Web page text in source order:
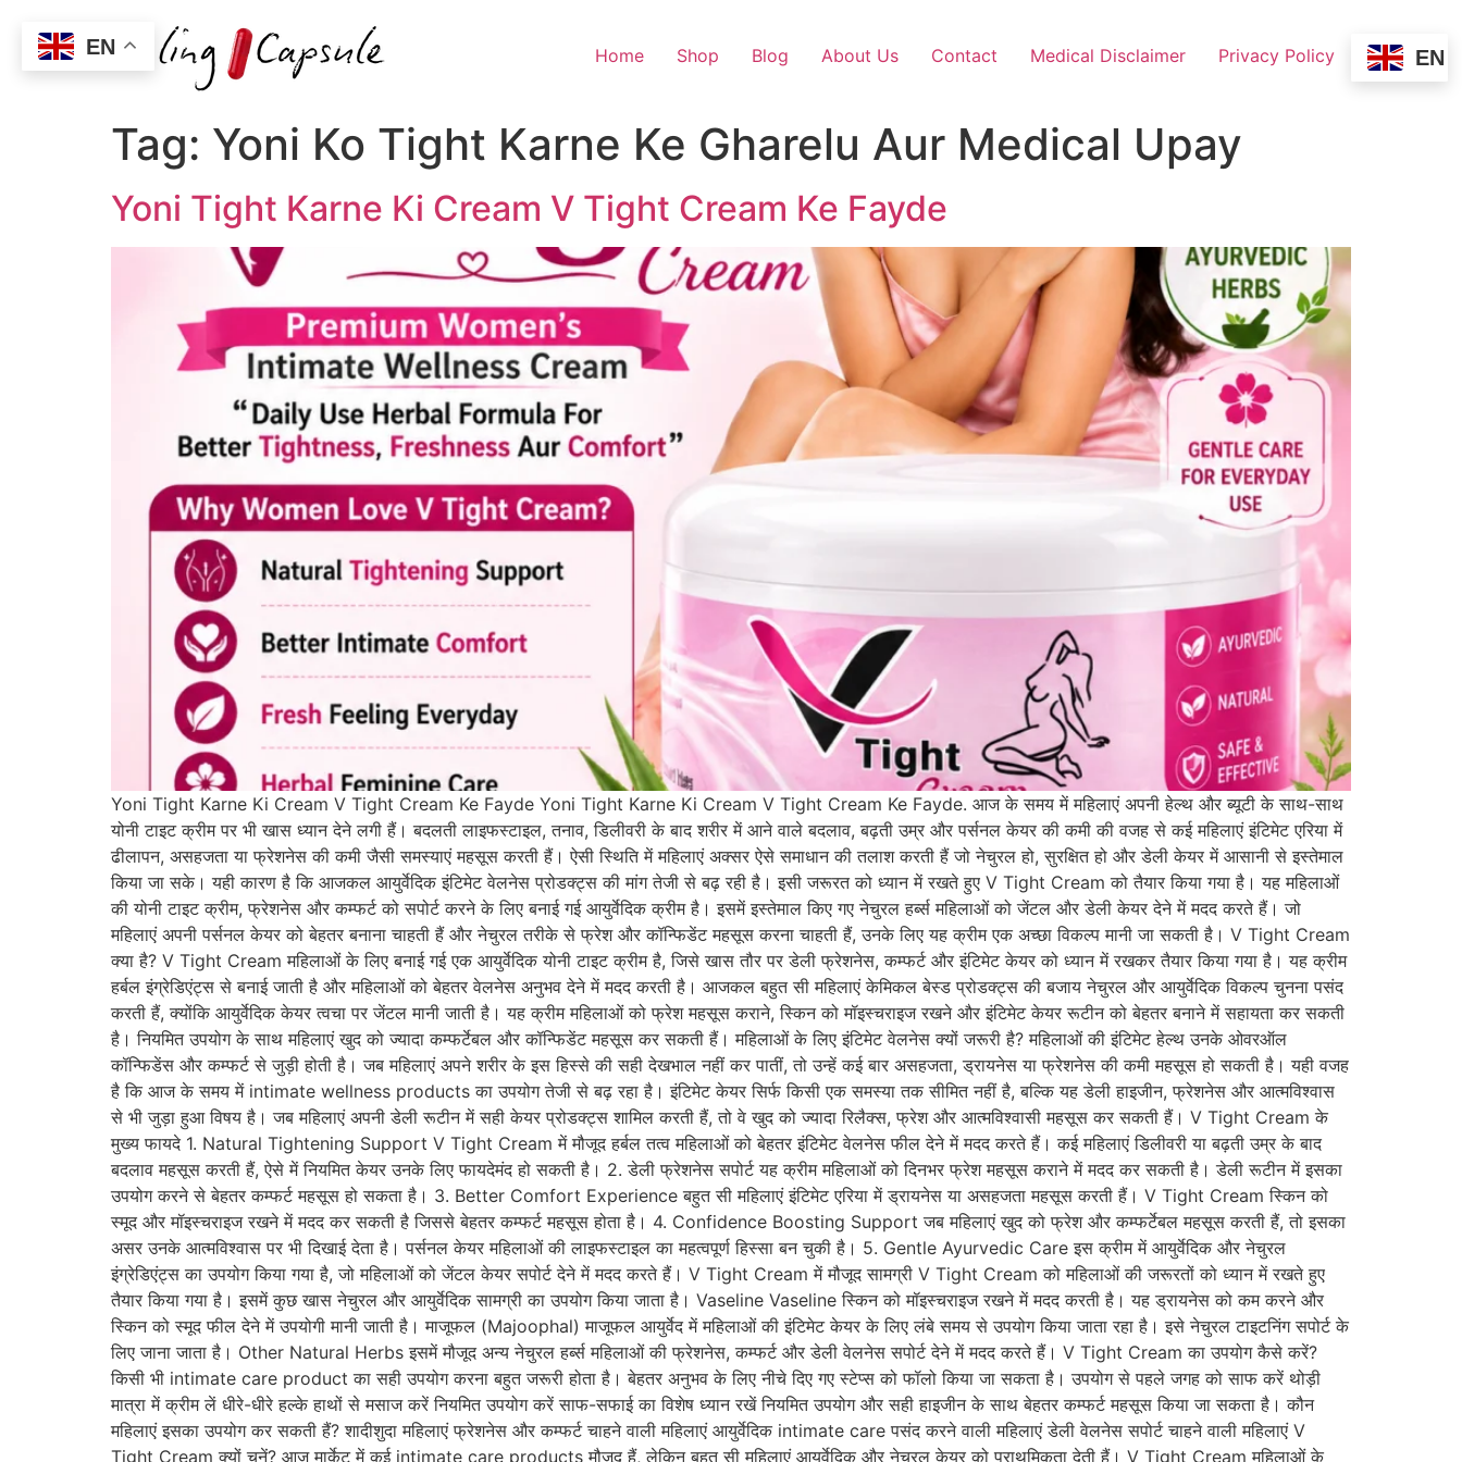
Home Shop Blog About Us Contact Medical Disclaimer Privacy Policy EN
Tag: Yoni Ko Tight Karne Ke Gharelu Aur Medical Upay
Yoni Tight Karne Ki Cream V Tight Cream Ke Fayde
Yoni Tight Karne Ki Cream V Tight Cream Ke Fayde Yoni Tight Karne Ki Cream V Tight Cream Ke Fayde. आज के समय में महिलाएं अपनी हेल्थ और ब्यूटी के साथ-साथ
योनी टाइट क्रीम पर भी खास ध्यान देने लगी हैं। बदलती लाइफस्टाइल, तनाव, डिलीवरी के बाद शरीर में आने वाले बदलाव, बढ़ती उम्र और पर्सनल केयर की कमी की वजह से कई महिलाएं इंटिमेट एरिया में
ढीलापन, असहजता या फ्रेशनेस की कमी जैसी समस्याएं महसूस करती हैं। ऐसी स्थिति में महिलाएं अक्सर ऐसे समाधान की तलाश करती हैं जो नेचुरल हो, सुरक्षित हो और डेली केयर में आसानी से इस्तेमाल
किया जा सके। यही कारण है कि आजकल आयुर्वेदिक इंटिमेट वेलनेस प्रोडक्ट्स की मांग तेजी से बढ़ रही है। इसी जरूरत को ध्यान में रखते हुए V Tight Cream को तैयार किया गया है। यह महिलाओं
की योनी टाइट क्रीम, फ्रेशनेस और कम्फर्ट को सपोर्ट करने के लिए बनाई गई आयुर्वेदिक क्रीम है। इसमें इस्तेमाल किए गए नेचुरल हर्ब्स महिलाओं को जेंटल और डेली केयर देने में मदद करते हैं। जो
महिलाएं अपनी पर्सनल केयर को बेहतर बनाना चाहती हैं और नेचुरल तरीके से फ्रेश और कॉन्फिडेंट महसूस करना चाहती हैं, उनके लिए यह क्रीम एक अच्छा विकल्प मानी जा सकती है। V Tight Cream
क्या है? V Tight Cream महिलाओं के लिए बनाई गई एक आयुर्वेदिक योनी टाइट क्रीम है, जिसे खास तौर पर डेली फ्रेशनेस, कम्फर्ट और इंटिमेट केयर को ध्यान में रखकर तैयार किया गया है। यह क्रीम
हर्बल इंग्रेडिएंट्स से बनाई जाती है और महिलाओं को बेहतर वेलनेस अनुभव देने में मदद करती है। आजकल बहुत सी महिलाएं केमिकल बेस्ड प्रोडक्ट्स की बजाय नेचुरल और आयुर्वेदिक विकल्प चुनना पसंद
करती हैं, क्योंकि आयुर्वेदिक केयर त्वचा पर जेंटल मानी जाती है। यह क्रीम महिलाओं को फ्रेश महसूस कराने, स्किन को मॉइस्चराइज रखने और इंटिमेट केयर रूटीन को बेहतर बनाने में सहायता कर सकती
है। नियमित उपयोग के साथ महिलाएं खुद को ज्यादा कम्फर्टेबल और कॉन्फिडेंट महसूस कर सकती हैं। महिलाओं के लिए इंटिमेट वेलनेस क्यों जरूरी है? महिलाओं की इंटिमेट हेल्थ उनके ओवरऑल
कॉन्फिडेंस और कम्फर्ट से जुड़ी होती है। जब महिलाएं अपने शरीर के इस हिस्से की सही देखभाल नहीं कर पातीं, तो उन्हें कई बार असहजता, ड्रायनेस या फ्रेशनेस की कमी महसूस हो सकती है। यही वजह
है कि आज के समय में intimate wellness products का उपयोग तेजी से बढ़ रहा है। इंटिमेट केयर सिर्फ किसी एक समस्या तक सीमित नहीं है, बल्कि यह डेली हाइजीन, फ्रेशनेस और आत्मविश्वास
से भी जुड़ा हुआ विषय है। जब महिलाएं अपनी डेली रूटीन में सही केयर प्रोडक्ट्स शामिल करती हैं, तो वे खुद को ज्यादा रिलैक्स, फ्रेश और आत्मविश्वासी महसूस कर सकती हैं। V Tight Cream के
मुख्य फायदे 1. Natural Tightening Support V Tight Cream में मौजूद हर्बल तत्व महिलाओं को बेहतर इंटिमेट वेलनेस फील देने में मदद करते हैं। कई महिलाएं डिलीवरी या बढ़ती उम्र के बाद
बदलाव महसूस करती हैं, ऐसे में नियमित केयर उनके लिए फायदेमंद हो सकती है। 2. डेली फ्रेशनेस सपोर्ट यह क्रीम महिलाओं को दिनभर फ्रेश महसूस कराने में मदद कर सकती है। डेली रूटीन में इसका
उपयोग करने से बेहतर कम्फर्ट महसूस हो सकता है। 3. Better Comfort Experience बहुत सी महिलाएं इंटिमेट एरिया में ड्रायनेस या असहजता महसूस करती हैं। V Tight Cream स्किन को
स्मूद और मॉइस्चराइज रखने में मदद कर सकती है जिससे बेहतर कम्फर्ट महसूस होता है। 4. Confidence Boosting Support जब महिलाएं खुद को फ्रेश और कम्फर्टेबल महसूस करती हैं, तो इसका
असर उनके आत्मविश्वास पर भी दिखाई देता है। पर्सनल केयर महिलाओं की लाइफस्टाइल का महत्वपूर्ण हिस्सा बन चुकी है। 5. Gentle Ayurvedic Care इस क्रीम में आयुर्वेदिक और नेचुरल
इंग्रेडिएंट्स का उपयोग किया गया है, जो महिलाओं को जेंटल केयर सपोर्ट देने में मदद करते हैं। V Tight Cream में मौजूद सामग्री V Tight Cream को महिलाओं की जरूरतों को ध्यान में रखते हुए
तैयार किया गया है। इसमें कुछ खास नेचुरल और आयुर्वेदिक सामग्री का उपयोग किया जाता है। Vaseline Vaseline स्किन को मॉइस्चराइज रखने में मदद करती है। यह ड्रायनेस को कम करने और
स्किन को स्मूद फील देने में उपयोगी मानी जाती है। माजूफल (Majoophal) माजूफल आयुर्वेद में महिलाओं की इंटिमेट केयर के लिए लंबे समय से उपयोग किया जाता रहा है। इसे नेचुरल टाइटनिंग सपोर्ट के
लिए जाना जाता है। Other Natural Herbs इसमें मौजूद अन्य नेचुरल हर्ब्स महिलाओं की फ्रेशनेस, कम्फर्ट और डेली वेलनेस सपोर्ट देने में मदद करते हैं। V Tight Cream का उपयोग कैसे करें?
किसी भी intimate care product का सही उपयोग करना बहुत जरूरी होता है। बेहतर अनुभव के लिए नीचे दिए गए स्टेप्स को फॉलो किया जा सकता है। उपयोग से पहले जगह को साफ करें थोड़ी
मात्रा में क्रीम लें धीरे-धीरे हल्के हाथों से मसाज करें नियमित उपयोग करें साफ-सफाई का विशेष ध्यान रखें नियमित उपयोग और सही हाइजीन के साथ बेहतर कम्फर्ट महसूस किया जा सकता है। कौन
महिलाएं इसका उपयोग कर सकती हैं? शादीशुदा महिलाएं फ्रेशनेस और कम्फर्ट चाहने वाली महिलाएं आयुर्वेदिक intimate care पसंद करने वाली महिलाएं डेली वेलनेस सपोर्ट चाहने वाली महिलाएं V
Tight Cream क्यों चुनें? आज मार्केट में कई intimate care products मौजूद हैं, लेकिन बहुत सी महिलाएं आयुर्वेदिक और नेचुरल केयर को प्राथमिकता देती हैं। V Tight Cream महिलाओं के
EN